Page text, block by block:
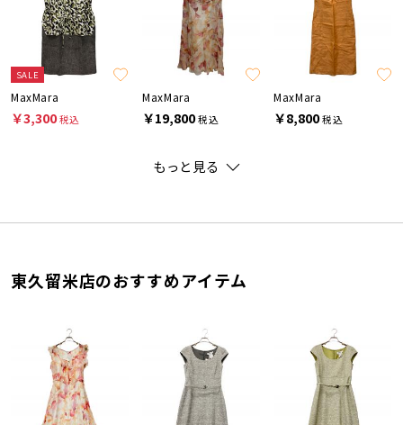
SALE
MaxMara
￥3,300税込
MaxMara
￥19,800税込
MaxMara
￥8,800税込
もっと見る
東久留米店のおすすめアイテム